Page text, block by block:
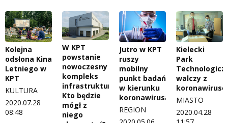
Kolejna
odsłona Kina
Letniego w
KPT
KULTURA
2020.07.28
08:48
W KPT
powstanie
nowoczesny
kompleks
infrastrukturalny.
Kto będzie
mógł z
niego
Jutro w KPT
ruszy
mobilny
punkt badań
w kierunku
koronawirusa
REGION
Kielecki
Park
walczy z
MIASTO
2020.04.28